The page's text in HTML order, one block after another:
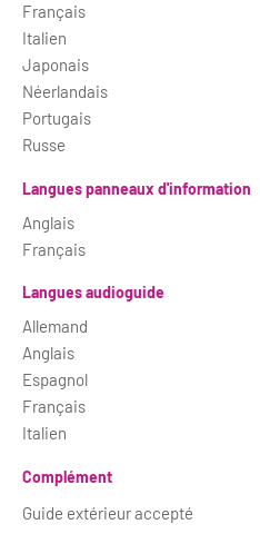
Français
Italien
Japonais
Néerlandais
Portugais
Russe
Langues panneaux d'information
Anglais
Français
Langues audioguide
Allemand
Anglais
Espagnol
Français
Italien
Complément
Guide extérieur accepté